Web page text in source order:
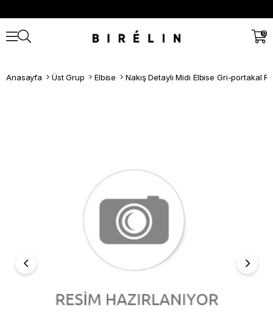
0
Anasayfa Üst Grup Elbise Nakış Detaylı Midi Elbise Gri-portakal